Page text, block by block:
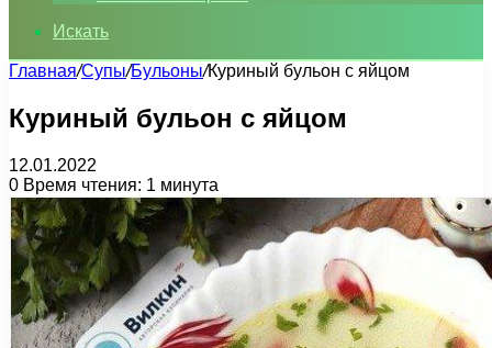
Искать
Главная/Супы/Бульоны/Куриный бульон с яйцом
Куриный бульон с яйцом
12.01.2022
0 Время чтения: 1 минута